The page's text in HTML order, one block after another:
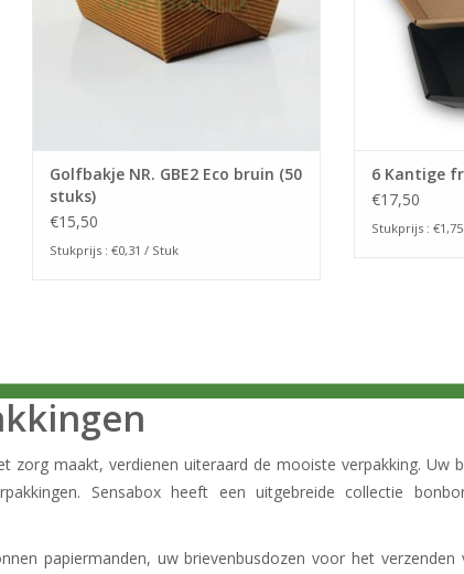
Golfbakje NR. GBE2 Eco bruin (50
stuks)
€15,50
Stukprijs : €0,31 / Stuk
6 Kantige
€17,50
Stukprijs :
zorg maakt, verdienen uiteraard de mooiste verpakking. Uw
Sensabox heeft een uitgebreide collectie
papiermanden, uw brievenbusdozen voor het